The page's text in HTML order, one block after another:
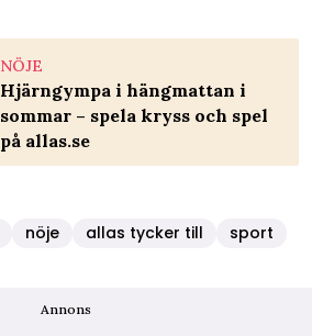
NÖJE
Hjärngympa i hängmattan i
sommar – spela kryss och spel
på allas.se
nöje allas tycker till sport
Annons